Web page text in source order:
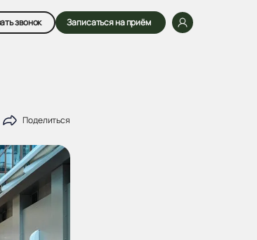
звонок Записаться на приём
Поделиться